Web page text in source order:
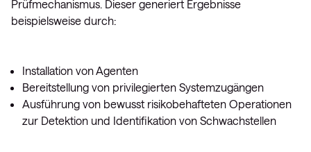
Prüfmechanismus. Dieser generiert Ergebnisse
beispielsweise durch:
Installation von Agenten
Bereitstellung von privilegierten Systemzugängen
Ausführung von bewusst risikobehafteten Operationen
zur Detektion und Identifikation von Schwachstellen